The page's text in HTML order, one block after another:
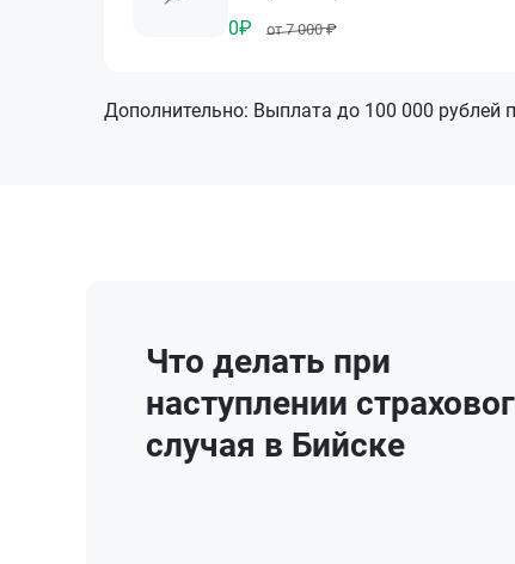
0₽
от 7 000 ₽
Дополнительно: Выплата до 100 000 рублей
Что делать при
наступлении
случая в Бийске